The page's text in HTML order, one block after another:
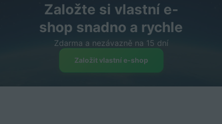
Založte si vlastní e-
shop snadno a rychle
Zdarma a nezávazně na 15 dní
Založit vlastní e-shop